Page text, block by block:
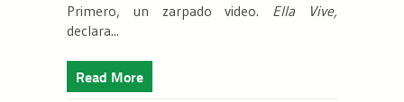
Primero, un zarpado video. Ella Vive,
declara...
Read More